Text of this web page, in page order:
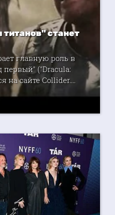
станет
главную роль в
первый" ("Dracula:
на сайте Collider....